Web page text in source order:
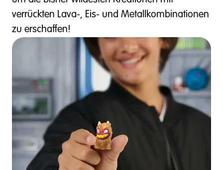
verrückten Lava-, Eis- und Metallkombinationen
zu erschaffen!